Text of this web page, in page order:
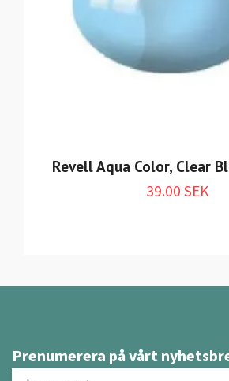
Revell Aqua Color, Clear
39.00 SEK
Prenumerera på vårt